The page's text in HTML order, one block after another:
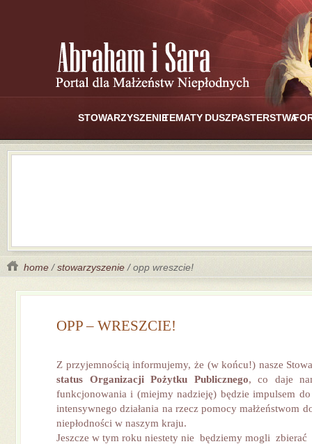
STOWARZYSZENIETEMATY DUSZPASTERSTWA
home /stowarzyszenie / opp wreszcie!
OPP – WRESZCIE!
Z przyjemnością informujemy, że (w końcu!) nasze
status Organizacji Pożytku Publicznego, co daje
funkcjonowania i (miejmy nadzieję) będzie impulsem
intensywnego działania na rzecz pomocy małżeństwom
niepłodności w naszym kraju.
Jeszcze w tym roku niestety nie będziemy mogli